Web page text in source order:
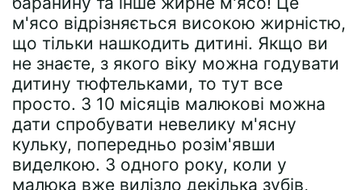
м'ясо відрізняється високою жирністю,
що тільки нашкодить дитині. Якщо ви
не знаєте, з якого віку можна годувати
дитину тюфтельками, то тут все
просто. З 10 місяців малюкові можна
дати спробувати невелику м'ясну
кульку, попередньо розім'явши
виделкою. З одного року, коли у
малюка вже вилізло декілька зубів,